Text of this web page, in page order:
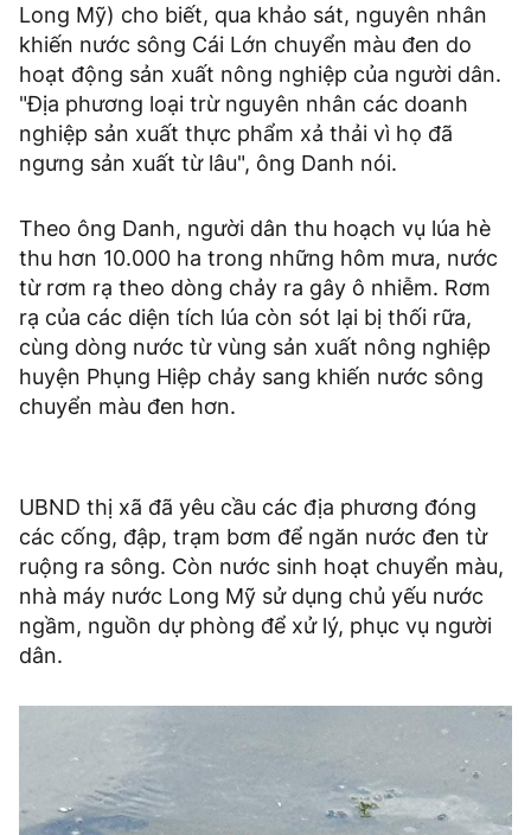
Long Mỹ) cho biết, qua khảo sát, nguyên nhân
khiến nước sông Cái Lớn chuyển màu đen do
hoạt động sản xuất nông nghiệp của người dân.
"Địa phương loại trừ nguyên nhân các doanh
nghiệp sản xuất thực phẩm xả thải vì họ đã
ngưng sản xuất từ lâu", ông Danh nói.
Theo ông Danh, người dân thu hoạch vụ lúa hè
thu hơn 10.000 ha trong những hôm mưa, nước
từ rơm rạ theo dòng chảy ra gây ô nhiễm. Rơm
rạ của các diện tích lúa còn sót lại bị thối rữa,
cùng dòng nước từ vùng sản xuất nông nghiệp
huyện Phụng Hiệp chảy sang khiến nước sông
chuyển màu đen hơn.
UBND thị xã đã yêu cầu các địa phương đóng
các cống, đập, trạm bơm để ngăn nước đen từ
ruộng ra sông. Còn nước sinh hoạt chuyển màu,
nhà máy nước Long Mỹ sử dụng chủ yếu nước
ngầm, nguồn dự phòng để xử lý, phục vụ người
dân.